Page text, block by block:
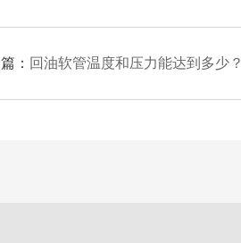
： 回油软管温度和压力能达到多少？